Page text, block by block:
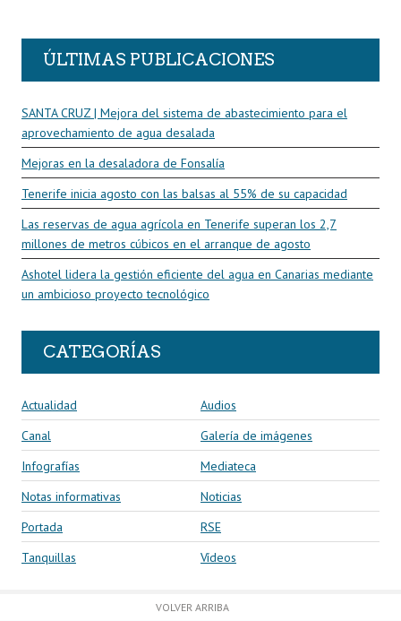
ÚLTIMAS PUBLICACIONES
SANTA CRUZ | Mejora del sistema de abastecimiento para el
aprovechamiento de agua desalada
Mejoras en la desaladora de Fonsalía
Tenerife inicia agosto con las balsas al 55% de su capacidad
Las reservas de agua agrícola en Tenerife superan los 2,7
millones de metros cúbicos en el arranque de agosto
Ashotel lidera la gestión eficiente del agua en Canarias mediante
un ambicioso proyecto tecnológico
CATEGORÍAS
Actualidad
Audios
Canal
Galería de imágenes
Infografías
Mediateca
Notas informativas
Noticias
Portada
RSE
Tanquillas
Vídeos
VOLVER ARRIBA